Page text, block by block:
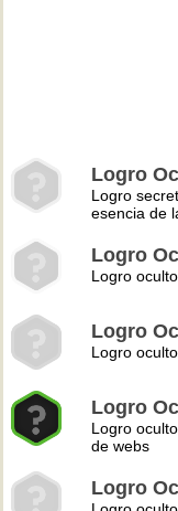
Logro
Logro
esencia de
Logro
Logro
Logro
Logro
Logro
Logro
de webs
Logro